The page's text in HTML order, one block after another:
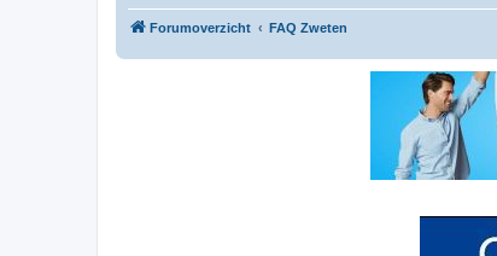
Forumoverzicht FAQ Zweten